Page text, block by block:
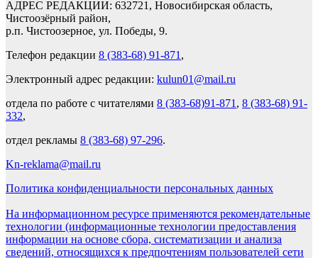
АДРЕС РЕДАКЦИИ: 632721, Новосибирская область,
Чистоозёрный район,
р.п. Чистоозерное, ул. Победы, 9.
Телефон редакции 8 (383-68) 91-871 ,
Электронный адрес редакции: kulun01@mail.ru
отдела по работе с читателями 8 (383-68)91-871 , 8 (383-68) 91-
332,
отдел рекламы 8 (383-68) 97-296.
Kn-reklama@mail.ru
Политика конфиденциальности персональных данных
На информационном ресурсе применяются рекомендательные
технологии (информационные технологии предоставления
информации на основе сбора, систематизации и анализа
сведений, относящихся к предпочтениям пользователей сети